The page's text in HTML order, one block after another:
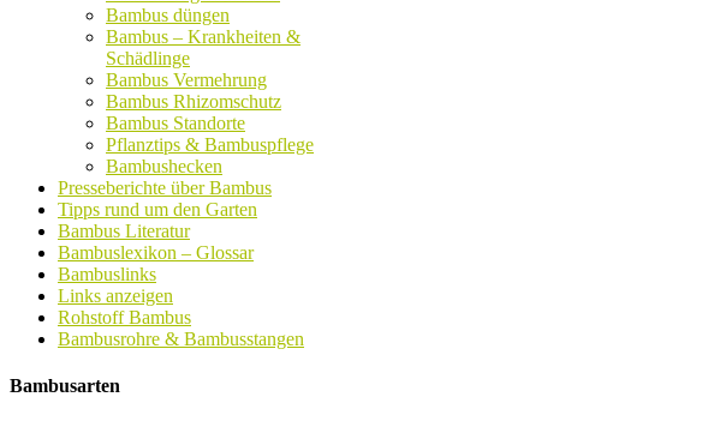
Bambus düngen
Bambus – Krankheiten &
Schädlinge
Bambus Vermehrung
Bambus Rhizomschutz
Bambus Standorte
Pflanztips & Bambuspflege
Bambushecken
Presseberichte über Bambus
Tipps rund um den Garten
Bambus Literatur
Bambuslexikon – Glossar
Bambuslinks
Links anzeigen
Rohstoff Bambus
Bambusrohre & Bambusstangen
Bambusarten